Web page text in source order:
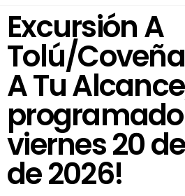
Excursión A
Tolú/
A Tu
viernes 20
de 2026!